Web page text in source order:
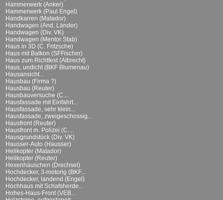
Hammerwerk (Anker)
Hammerwerk (Paul Engel)
Handkarren (Matador)
Handwagen (And. Länder)
Handwagen (Div. VK)
Handwagen (Mentor Stab)
Haus in 3D (C. Fritzsche)
Haus mit Balkon (SFFischer)
Haus zum Richtfest (Albrecht)
Haus, undicht (BKF Blumenau)
Hausansicht...
Hausbau (Firma ?)
Hausbau (Reuter)
Hausbauversuche (C....
Hausfassade mit Einfahrt...
Hausfassade, sehr klein...
Hausfassade, zweigeschossig...
Hausfront (Reuter)
Hausfront m. Polizei (C....
Hausgrundstück (Div. VK)
Hausser-Auto (Hausser)
Helikopter (Matador)
Helikopter (Reuter)
Hexenhäuschen (Drechsel)
Hochdecker, 3-motorig (BKF...
Hochdecker, landend (Engel)
Hochhaus mit Schafsherde...
Hohes-Haus-Front (VEB...